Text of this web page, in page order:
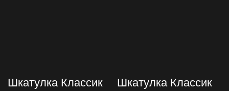
Шкатулка Классик
Шкатулка Классик